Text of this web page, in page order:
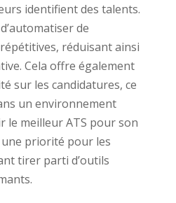
identifient des talents.
de
réduisant ainsi
Cela offre également
sur les candidatures, ce
un environnement
le meilleur ATS pour son
priorité pour les
tirer parti d’outils